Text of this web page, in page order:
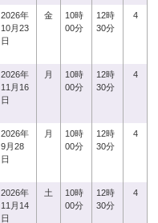
2026年
10月23
日
金
10時
00分
12時
30分
4
2026年
11月16
日
月
10時
00分
12時
30分
4
2026年
9月28
日
月
10時
00分
12時
30分
4
2026年
11月14
日
土
10時
00分
12時
30分
4